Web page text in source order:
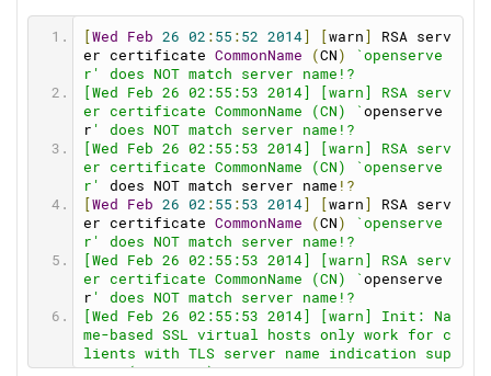
Wed Feb 26 02 : 55 : 52 2014 warn
RSA serv
er certificate CommonName (CN )
`openserve
r' does NOT match server name!?
[Wed Feb 26 02:55:53 2014] [warn] RSA serv
er certificate CommonName (CN) ` openserve
r ' does NOT match server name!?
[Wed Feb 26 02:55:53 2014] [warn] RSA serv
er certificate CommonName (CN) `openserve
r'
does NOT match server name !?
Wed Feb 26 02 : 55 : 53 2014 warn
RSA serv
er certificate CommonName (CN )
`openserve
r' does NOT match server name!?
[Wed Feb 26 02:55:53 2014] [warn] RSA serv
er certificate CommonName (CN) ` openserve
r ' does NOT match server name!?
[Wed Feb 26 02:55:53 2014] [warn] Init: Na
me-based SSL virtual hosts only work for c
lients with TLS server name indication sup
port (RFC 4366)